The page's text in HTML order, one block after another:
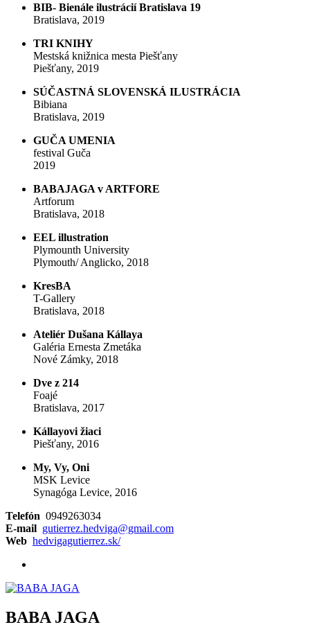
BIB- Bienále ilustrácií Bratislava 19
Bratislava, 2019
TRI KNIHY
Mestská knižnica mesta Piešťany
Piešťany, 2019
SÚČASTNÁ SLOVENSKÁ ILUSTRÁCIA
Bibiana
Bratislava, 2019
GUČA UMENIA
festival Guča
2019
BABAJAGA v ARTFORE
Artforum
Bratislava, 2018
EEL illustration
Plymounth University
Plymouth/ Anglicko, 2018
KresBA
T-Gallery
Bratislava, 2018
Ateliér Dušana Kállaya
Galéria Ernesta Zmetáka
Nové Zámky, 2018
Dve z 214
Foajé
Bratislava, 2017
Kállayovi žiaci
Piešťany, 2016
My, Vy, Oni
MSK Levice
Synagóga Levice, 2016
Telefón 0949263034
E-mail gutierrez.hedviga@gmail.com
Web hedvigagutierrez.sk/
BABA JAGA